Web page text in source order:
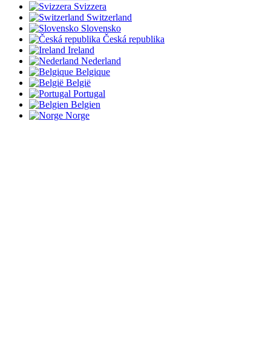
Svizzera
Switzerland
Slovensko
Česká republika
Ireland
Nederland
Belgique
België
Portugal
Belgien
Norge